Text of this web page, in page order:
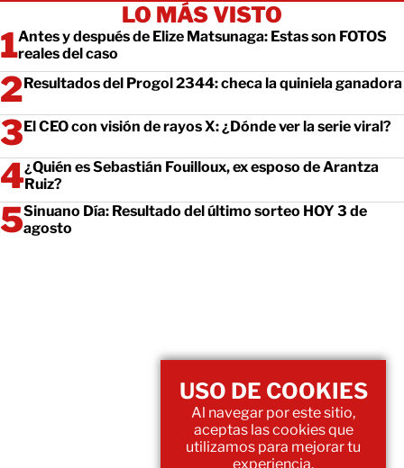
LO MÁS VISTO
Antes y después de Elize Matsunaga: Estas son FOTOS
reales del caso
Resultados del Progol 2344: checa la quiniela ganadora
El CEO con visión de rayos X: ¿Dónde ver la serie viral?
¿Quién es Sebastián Fouilloux, ex esposo de Arantza
Ruiz?
Sinuano Día: Resultado del último sorteo HOY 3 de
agosto
USO DE COOKIES
Al navegar por este sitio,
aceptas las cookies que
utilizamos para mejorar tu
experiencia.